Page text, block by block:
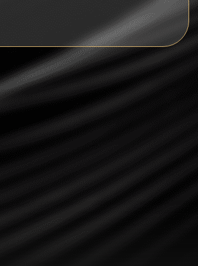
Solana
Polygon (POL)
Ethereum classic (ETC)
Cardano (ADA)
Bitcoin Cash
Bitcoin SV (BSV)
Arbitrum
Optimism (OP)
Cosmos (ATOM)